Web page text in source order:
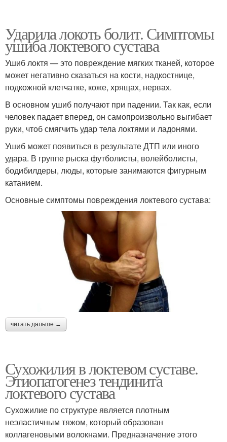
Ударила локоть болит. Симптомы
ушиба локтевого сустава
Ушиб локтя — это повреждение мягких тканей, которое
может негативно сказаться на кости, надкостнице,
подкожной клетчатке, коже, хрящах, нервах.
В основном ушиб получают при падении. Так как, если
человек падает вперед, он самопроизвольно выгибает
руки, чтоб смягчить удар тела локтями и ладонями.
Ушиб может появиться в результате ДТП или иного
удара. В группе рыска футболисты, волейболисты,
бодибилдеры, люды, которые занимаются фигурным
катанием.
Основные симптомы повреждения локтевого сустава:
читать дальше →
Сухожилия в локтевом суставе.
Этиопатогенез тендинита
локтевого сустава
Сухожилие по структуре является плотным
неэластичным тяжом, который образован
коллагеновыми волокнами. Предназначение этого